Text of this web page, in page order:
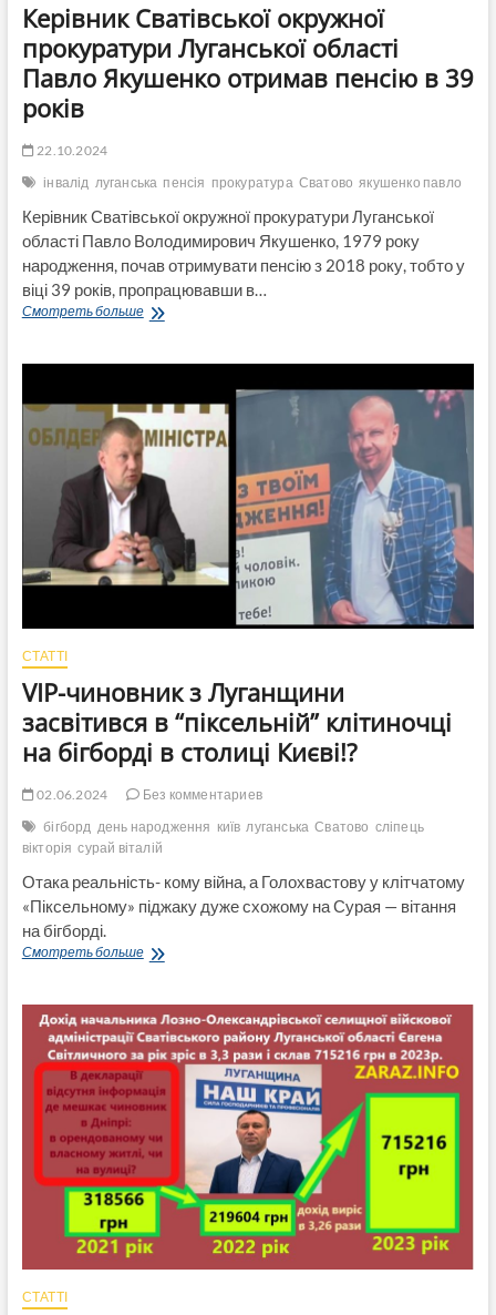
Керівник Сватівської окружної
прокуратури Луганської області
Павло Якушенко отримав пенсію в 39
років
22.10.2024
інвалід луганська пенсія прокуратура Сватово якушенко павло
Керівник Сватівської окружної прокуратури Луганської
області Павло Володимирович Якушенко, 1979 року
народження, почав отримувати пенсію з 2018 року, тобто у
віці 39 років, пропрацювавши в…
Смотреть большеКерівник
області
Павло
Якушенко
отримав
пенсію
39
років
СТАТТІ
VIP-чиновник з Луганщини
засвітився в “піксельній” клітиночці
на бігборді в столиці Києві!?
02.06.2024
Без комментариев
бігборд день народження київ луганська Сватово сліпець
вікторія сурай віталій
Отака реальність- кому війна, а Голохвастову у клітчатому
«Піксельному» піджаку дуже схожому на Сурая — вітання
на бігборді.
Смотреть большеVIP-
Луганщини
засвітився
в
“піксельній”
клітиночці
на
в
Києві!?
СТАТТІ